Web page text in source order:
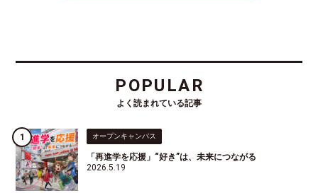
POPULAR
よく読まれている記事
オープンキャンパス
「再進学を応援」“好き”は、未来につながる
2026.5.19